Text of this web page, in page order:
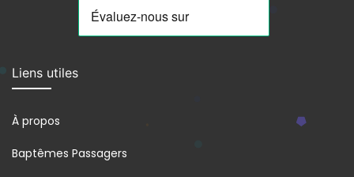
Liens utiles
À propos
Baptêmes Passagers